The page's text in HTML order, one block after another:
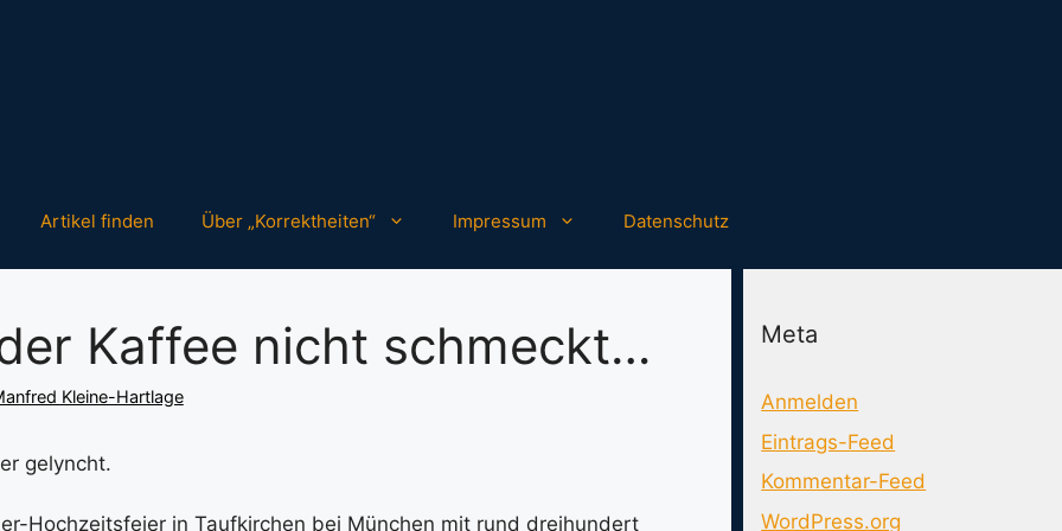
Artikel finden Über „Korrektheiten“ Impressum Datenschutz
Kaffee nicht schmeckt…
Kleine-Hartlage
gelyncht.
Hochzeitsfeier in Taufkirchen bei München mit rund dreihundert
Meta
Anmelden
Eintrags-Feed
Kommentar-Feed
WordPress.org